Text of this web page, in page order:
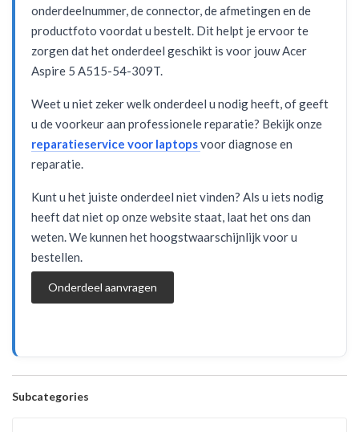
onderdeelnummer, de connector, de afmetingen en de
productfoto voordat u bestelt. Dit helpt je ervoor te
zorgen dat het onderdeel geschikt is voor jouw Acer
Aspire 5 A515-54-309T.
Weet u niet zeker welk onderdeel u nodig heeft, of geeft
u de voorkeur aan professionele reparatie? Bekijk onze
reparatieservice voor laptopsvoor diagnose en
reparatie.
Kunt u het juiste onderdeel niet vinden? Als u iets nodig
heeft dat niet op onze website staat, laat het ons dan
weten. We kunnen het hoogstwaarschijnlijk voor u
bestellen.
Onderdeel aanvragen
Subcategories